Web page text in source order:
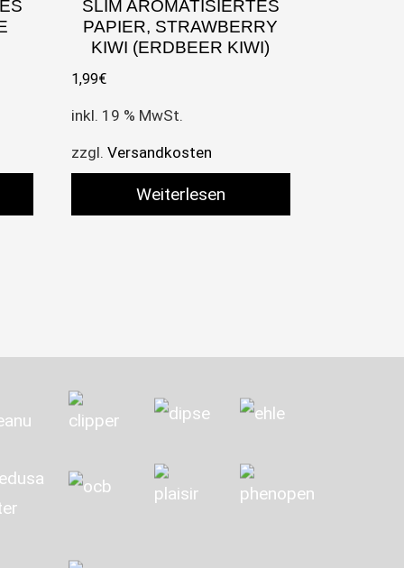
SLIM AROMATISIERTES
PAPIER, STRAWBERRY
KIWI (ERDBEER KIWI)
1,99€
inkl. 19 % MwSt.
zzgl.Versandkosten
Weiterlesen